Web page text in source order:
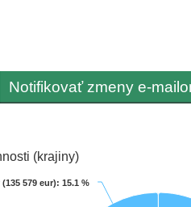
na Twitter
Zdielať na E-mail
Notifikovať zmeny e-
(krajiny)
579 eur): 15.1 %
579 eur): 15.1 %